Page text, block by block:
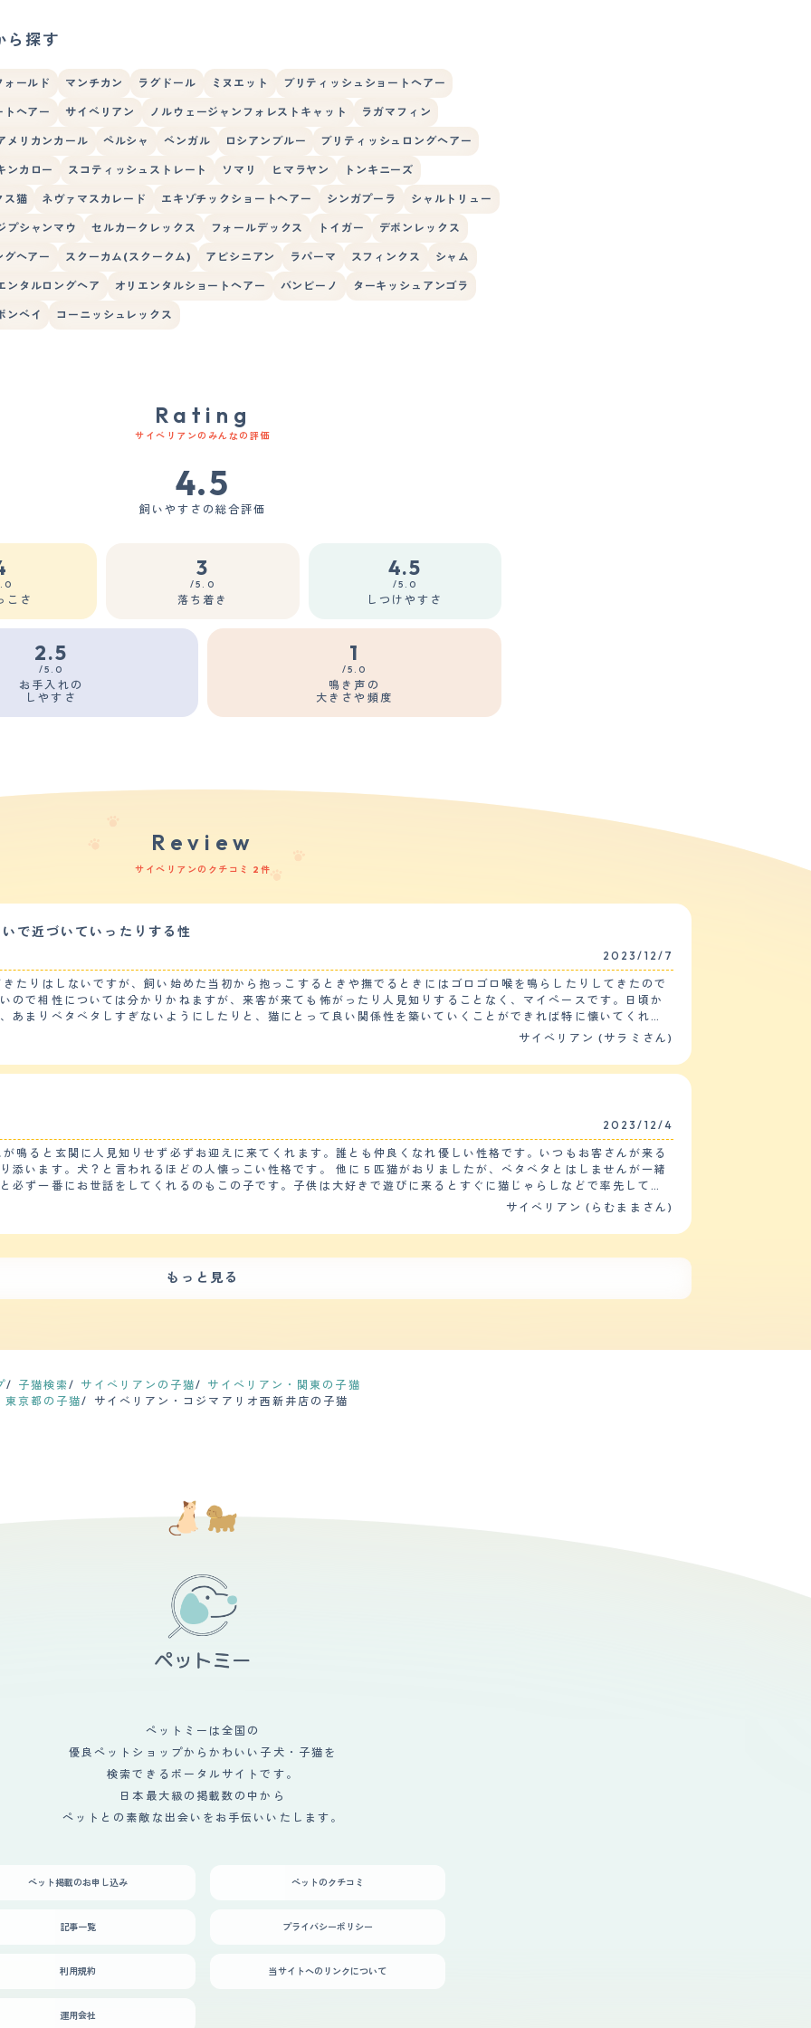
ら探す
ォールド マンチカン ラグドール ミヌエット ブリティッシュショートヘアー
トヘアー サイベリアン ノルウェージャンフォレストキャット ラガマフィン
メリカンカール ペルシャ ベンガル ロシアンブルー ブリティッシュロングヘアー
ンカロー スコティッシュストレート ソマリ ヒマラヤン トンキニーズ
ス猫 ネヴァマスカレード エキゾチックショートヘアー シンガプーラ シャルトリュー
プシャンマウ セルカークレックス フォールデックス トイガー デボンレックス
グヘアー スクーカム(スクークム) アビシニアン ラパーマ スフィンクス シャム
ンタルロングヘア オリエンタルショートヘアー バンビーノ ターキッシュアンゴラ
ンベイ コーニッシュレックス
Rating
サイベリアンのみんなの評価
4.5
飼いやすさの総合評価
こさ
3
/5.0
落ち着き
4.5
/5.0
しつけやすさ
2.5
/5.0
お手入れの
しやすさ
1
/5.0
鳴き声の
大きさや頻度
Review
サイベリアンのクチコミ 2件
で近づいていったりする性
2023/12/7
たりはしないですが、飼い始めた当初から抱っこするときや撫でるときにはゴロゴロ喉を鳴らしたりしてきたので
ので相性については分かりかねますが、来客が来ても怖がったり人見知りすることなく、マイペースです。日頃か
あまりベタベタしすぎないようにしたりと、猫にとって良い関係性を築いていくことができれば特に懐いてくれま
必要なかったです。猫なので基本的に散歩は必要ありません。家の中で追いかけっこをしたりする時間が1日に2、3
ペットショップにふらっと入った際に、店員さんに抱っこしてみま
もなら断っていましたが、今回はなんとなくこの猫をお願いしますと口に出していました。サイベリアンという猫
ちに飼いやすいことを知りました。抱っこしていると喉をゴロゴロ鳴らしているのが可愛らしくて、一目惚れのよ
べ、環境を整えたのちに迎え入れることが決まりました。迎え入れたあとは、生活に潤いが出てきました。家に帰
毎日を過ごさせてもらっています。基本的にはこちらから寄らないといけませんが、ごく稀に近づいてきたり、後
サイベリアン (サラミさん)
2023/12/4
鳴ると玄関に人見知りせず必ずお迎えに来てくれます。誰とも仲良くなれ優しい性格です。いつもお客さんが来る
添います。犬？と言われるほどの人懐っこい性格です。 他に５匹猫がおりましたが、ベタベタとはしませんが一緒
必ず一番にお世話をしてくれるのもこの子です。子供は大好きで遊びに来るとすぐに猫じゃらしなどで率先して遊
とはすぐに理解します。イタズラが好きなやんちゃな面もあり私がそこまで怒ってないと理解するとわざとイタズ
夏は暑くエアコンをつけてもぐったりすることもあるのでサマーカットをしていました。サロンに行った時は顔の
腹の毛をカットしました。お腹を壊すのでお腹側の毛は残すようにしていました。 2歳頃、心臓が大きいかもと言
くるように鳴きます。声の大きさは小さく近所迷惑にもなりません。ですが、ドアを開けてほしいなどの要求が通
分になります。ふわふわの毛並みがとても気に入っています。冬になるとさらにふわふわが増しとてもゴージャス
でくつろいでいて道を歩いていたのに思わず立ち止まりその可愛さに一瞬で惹かれました。抱っこしても大人しく
サイベリアン (らむままさん)
もっと見る
子猫検索 サイベリアンの子猫
サイベリアン・関東の子猫
東京都の子猫
サイベリアン・コジマアリオ西新井店の子猫
ペットミーは全国の
優良ペットショップからかわいい子犬・子猫を
検索できるポータルサイトです。
日本最大級の掲載数の中から
ペットとの素敵な出会いをお手伝いいたします。
ペット掲載のお申し込み ペットのクチコミ
記事一覧 プライバシーポリシー
利用規約 当サイトへのリンクについて
運用会社